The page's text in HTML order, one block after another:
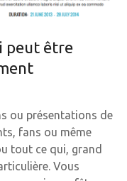
peut être
ou présentations de
fans ou même
tout ce qui, grand
Vous